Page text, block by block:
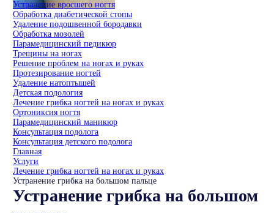
Устранение вросшего ногтя
Обработка диабетической стопы
Удаление подошвенной бородавки
Обработка мозолей
Парамедицинский педикюр
Трещины на ногах
Решение проблем на ногах и руках
Протезирование ногтей
Удаление натоптышей
Детская подология
Лечение грибка ногтей на ногах и руках
Ортониксия ногтя
Парамедицинский маникюр
Консультация подолога
Консультация детского подолога
Главная
Услуги
Лечение грибка ногтей на ногах и руках
Устранение грибка на большом пальце
Устранение грибка на большом